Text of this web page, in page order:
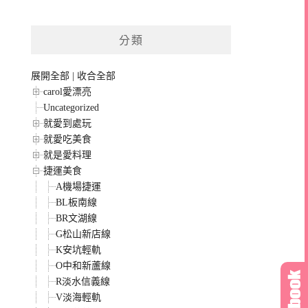
分類
展開全部 | 收合全部
carol愛漂亮
Uncategorized
就愛到處玩
就愛吃美食
就是愛料理
捷運美食
A機場捷運
BL板南線
BR文湖線
G松山新店線
K安坑輕軌
O中和新蘆線
R淡水信義線
V淡海輕軌